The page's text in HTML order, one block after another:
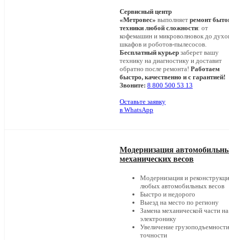
Сервисный центр
«Метровес» выполняет ремонт
техники любой сложности: от
кофемашин и микроволновок до
шкафов и роботов-пылесосов.
Бесплатный курьер заберет вашу
технику на диагностику и доставит
обратно после ремонта! Работаем
быстро, качественно и с гарантией!
Звоните: 8 800 500 53 13
Оставьте заявку
в WhatsApp
Модернизация
механических весов
Модернизация и
любых автомобильных весов
Быстро и недорого
Выезд на место по региону
Замена механической части на
электронику
Увеличение
точности